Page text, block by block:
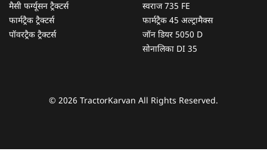
मैसी फर्ग्यूसन ट्रैक्टर्स
फार्मट्रैक ट्रैक्टर्स
पॉवरट्रैक ट्रैक्टर्स
स्वराज 735 FE
फार्मट्रैक 45 अल्ट्रामैक्स
जॉन डियर 5050 D
सोनालिका DI 35
© 2026 TractorKarvan All Rights Reserved.